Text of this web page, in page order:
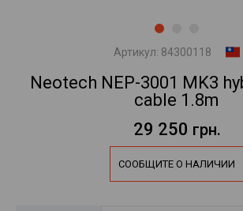
Артикул: 84300118
Neotech NEP-3001 MK3
cable 1.8m
29 250 грн.
СООБЩИТЕ О НАЛИЧИИ